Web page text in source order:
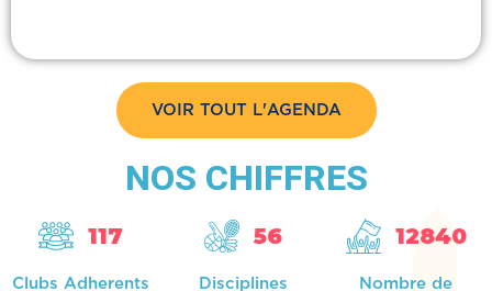
VOIR TOUT L'AGENDA
NOS CHIFFRES
117
Clubs Adherents
56
Disciplines
12840
Nombre de